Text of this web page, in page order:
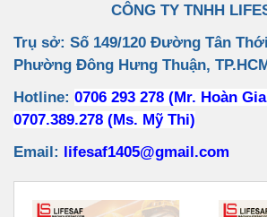
CÔNG TY TNHH
Trụ sở: Số 149/120 Đường Tân
Phường Đông Hưng Thuận,
Hotline: 0706 293 278 (Mr. Hoàn
0707.389.278 (Ms. Mỹ Thi)
Email: lifesaf1405@gmail.com